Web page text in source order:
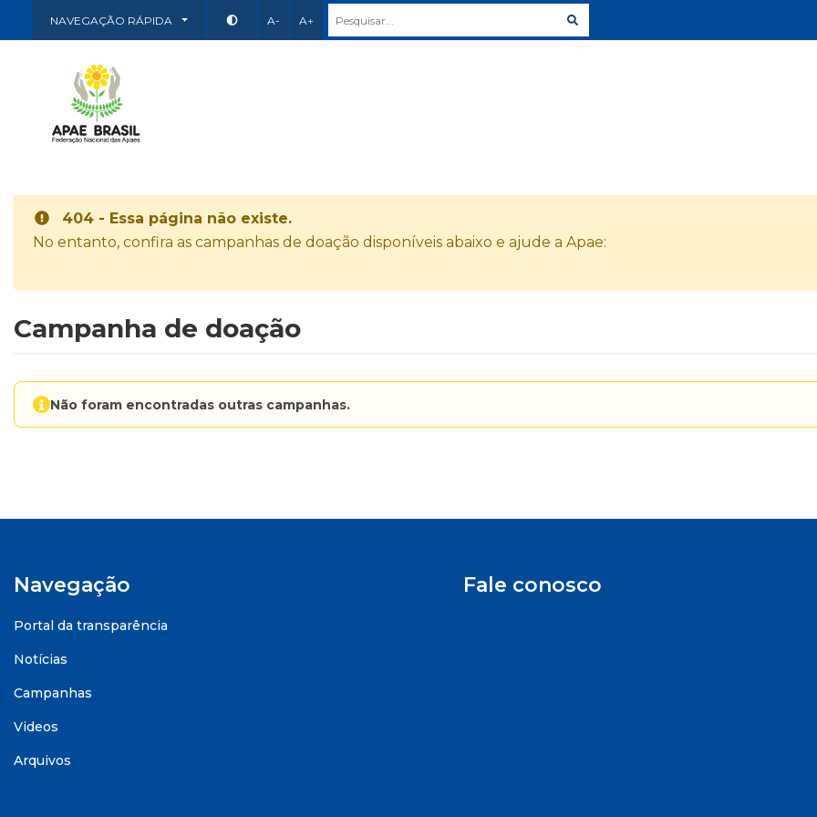
NAVEGAÇÃO RÁPIDA A- A+
404 - Essa página não existe.
No entanto, confira as campanhas de doação disponíveis abaixo e ajude a Apae:
Campanha de doação
Não foram encontradas outras campanhas.
Navegação
Portal da transparência
Notícias
Campanhas
Videos
Arquivos
Fale conosco